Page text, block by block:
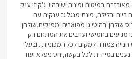
במיטות ופינות ישיבה!!! ג'קוזי ענק
ובלילה, פינת מנגל גז ענקית עם
שולחן"רהיטי גן מפוארים ומפנקים,שולחן
מגיעים בחמישי ועוזבים את המתחם רק
צמודה למקום לכל המכוניות...ובעלי
במיידית לכל בקשה,יחס ניפלא ועוד